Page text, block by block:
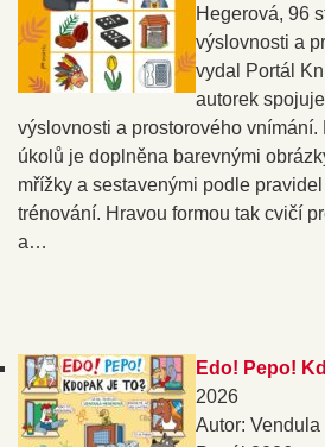
Hegerová, 96
výslovnosti a
vydal Portál
autorek
výslovnosti a prostorového vnímání.
úkolů je doplněna barevnými
mřížky a sestavenými podle
trénování. Hravou formou tak cvičí
a…
Edo! Pepo!
2026
Autor: Vendula